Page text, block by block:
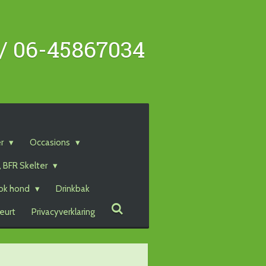
06-45867034
Occasions
BFR Skelter
hond Drinkbak
Privacyverklaring